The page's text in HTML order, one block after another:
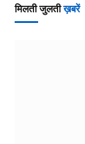
मिलती जुलतीख़बरें